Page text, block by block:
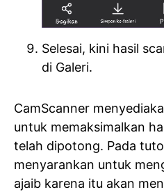
Selesai, kini hasil
di Galeri.
CamScanner
untuk memaksimalkan
telah dipotong. Pada
menyarankan untuk
ajaib karena itu akan